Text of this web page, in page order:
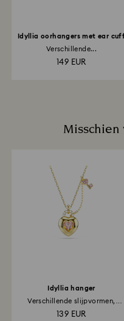
Idyllia oorhangers met ear
Verschillende...
149 EUR
Idyllia hanger
Verschillende slijpvormen,
139 EUR